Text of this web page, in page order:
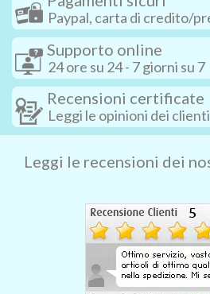
Paypal, carta di credito/
Supporto online
24 ore su 24 - 7 giorni su 7
Recensioni certificate
Leggi le opinioni dei clienti
Leggi le recensioni dei